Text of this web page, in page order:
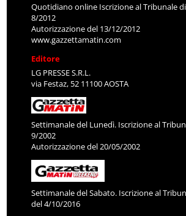
Quotidiano online Iscrizione al Tribunale
8/2012
Autorizzazione del 13/12/2012
www.gazzettamatin.com
Editore
LG PRESSE S.R.L.
via Festaz, 52 11100 AOSTA
Settimanale del Lunedì. Iscrizione al
9/2002
Autorizzazione del 20/05/2002
Settimanale del Sabato. Iscrizione al
del 4/10/2016